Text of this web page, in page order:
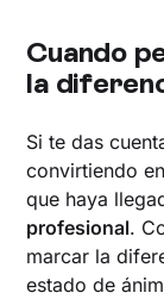
Cuando
la
Si te das
convirtiendo
que haya
profesional.
marcar la
estado de